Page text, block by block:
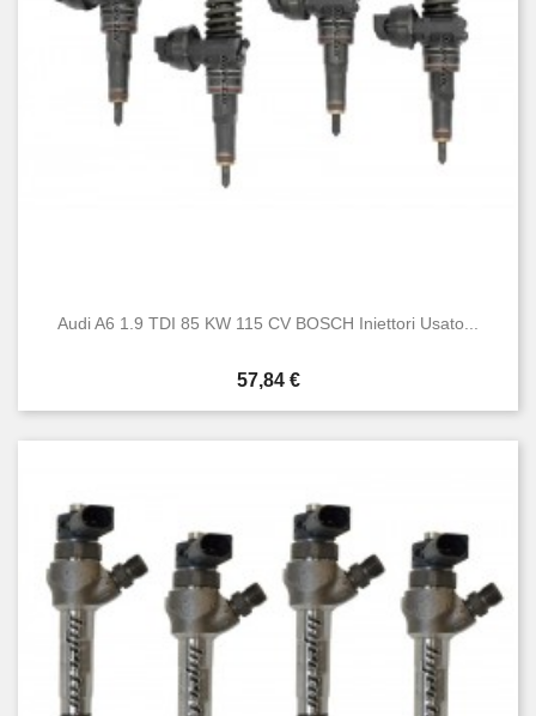
Audi A6 1.9 TDI 85 KW 115 CV BOSCH Iniettori Usato...
Prezzo
57,84 €